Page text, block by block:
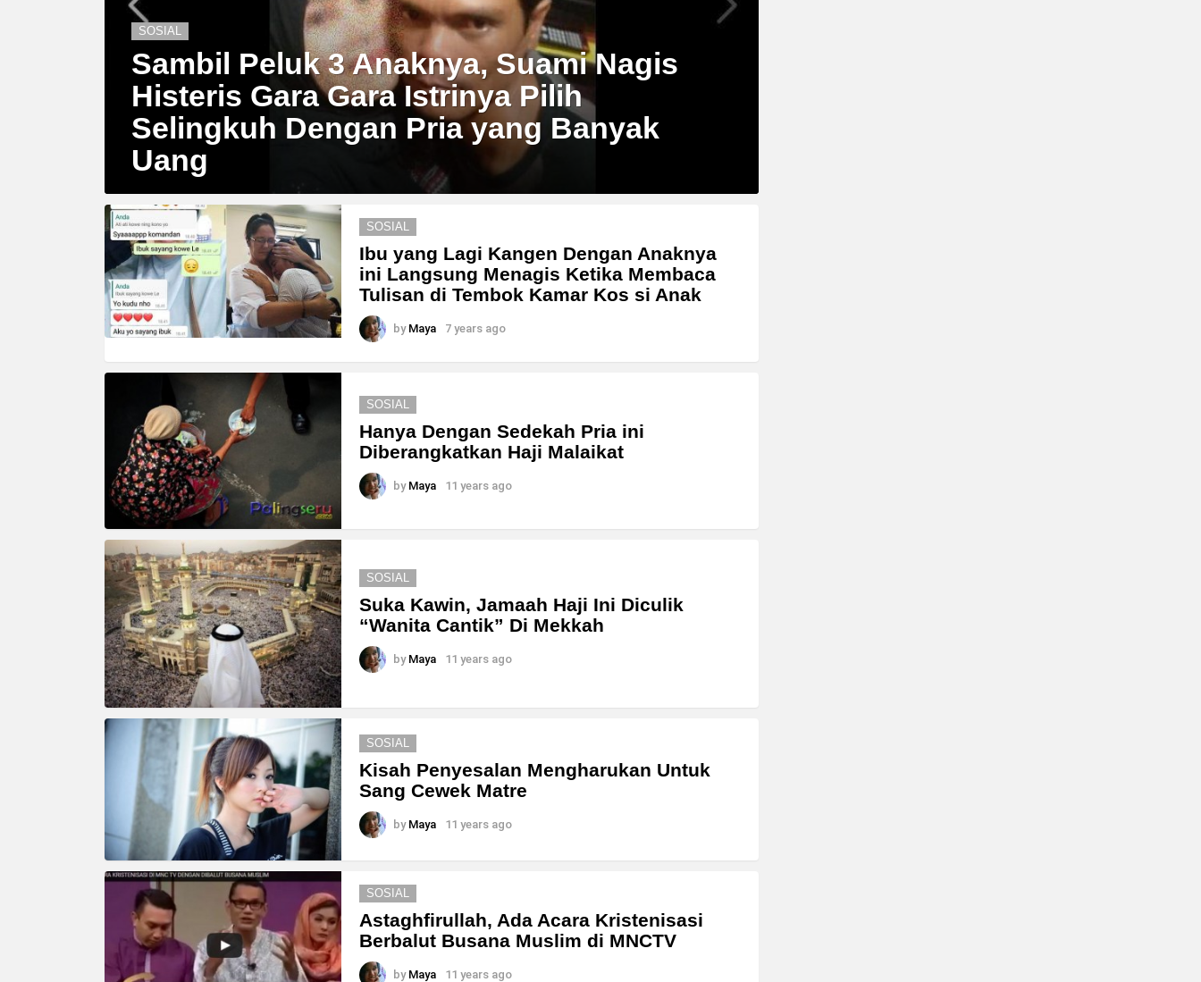
SOSIAL
Sambil Peluk 3 Anaknya, Suami Nagis
Histeris Gara Gara Istrinya Pilih
Selingkuh Dengan Pria yang Banyak
Uang
SOSIAL
Ibu yang Lagi Kangen Dengan Anaknya
ini Langsung Menagis Ketika Membaca
Tulisan di Tembok Kamar Kos si Anak
by Maya 7 years ago
SOSIAL
Hanya Dengan Sedekah Pria ini
Diberangkatkan Haji Malaikat
by Maya 11 years ago
SOSIAL
Suka Kawin, Jamaah Haji Ini Diculik
“Wanita Cantik” Di Mekkah
by Maya 11 years ago
SOSIAL
Kisah Penyesalan Mengharukan Untuk
Sang Cewek Matre
by Maya 11 years ago
SOSIAL
Astaghfirullah, Ada Acara Kristenisasi
Berbalut Busana Muslim di MNCTV
by Maya 11 years ago